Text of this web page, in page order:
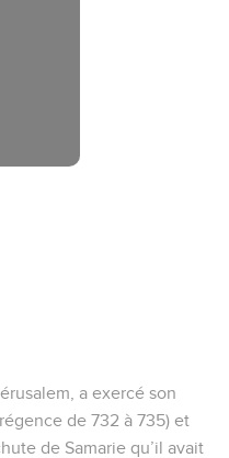
a exercé son
de 732 à 735) et
de Samarie qu’il avait